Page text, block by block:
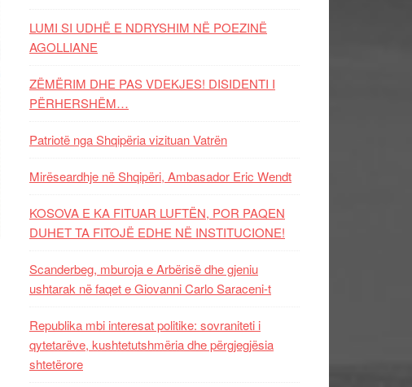
LUMI SI UDHË E NDRYSHIM NË POEZINË
AGOLLIANE
ZËMËRIM DHE PAS VDEKJES! DISIDENTI I
PËRHERSHËM…
Patriotë nga Shqipëria vizituan Vatrën
Mirëseardhje në Shqipëri, Ambasador Eric Wendt
KOSOVA E KA FITUAR LUFTËN, POR PAQEN
DUHET TA FITOJË EDHE NË INSTITUCIONE!
Scanderbeg, mburoja e Arbërisë dhe gjeniu
ushtarak në faqet e Giovanni Carlo Saraceni-t
Republika mbi interesat politike: sovraniteti i
qytetarëve, kushtetutshmëria dhe përgjegjësia
shtetërore